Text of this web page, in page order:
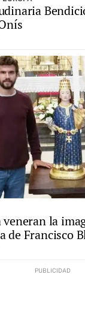
la
de Francisco